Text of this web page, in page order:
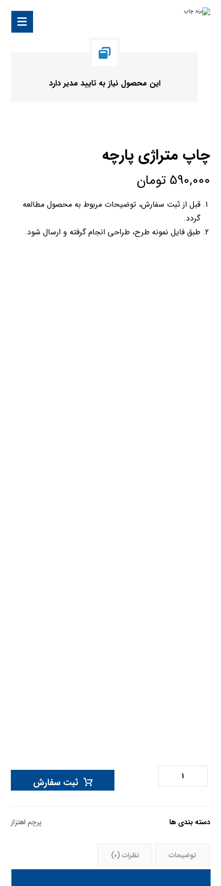
این محصول نیاز به تایید مدیر دارد
چاپ متراژی پارچه
590,000 تومان
قبل از ثبت سفارش، توضیحات مربوط به محصول مطالعه
گردد.
طبق فایل نمونه طرح، طراحی انجام گرفته و ارسال شود.
ثبت سفارش
دسته بندی ها پرچم اهتزاز
توضیحات نظرات (0)